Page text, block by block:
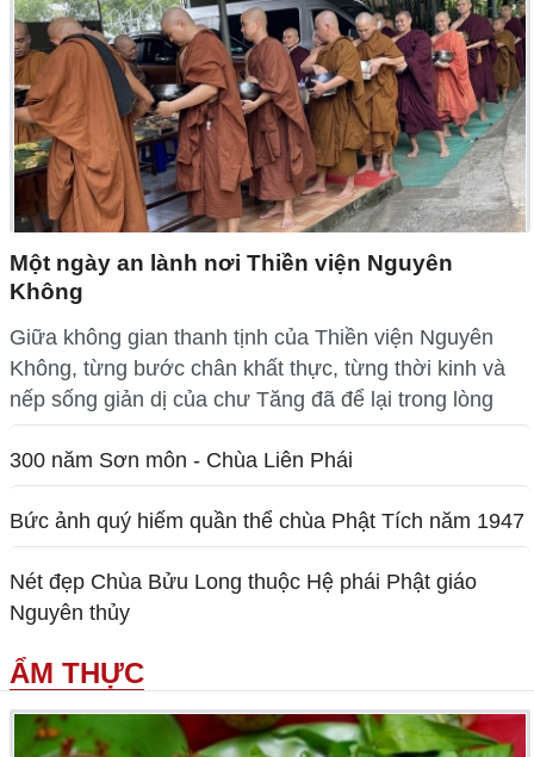
Một ngày an lành nơi Thiền viện Nguyên
Không
Giữa không gian thanh tịnh của Thiền viện Nguyên
Không, từng bước chân khất thực, từng thời kinh và
nếp sống giản dị của chư Tăng đã để lại trong lòng
300 năm Sơn môn - Chùa Liên Phái
Bức ảnh quý hiếm quần thể chùa Phật Tích năm 1947
Nét đẹp Chùa Bửu Long thuộc Hệ phái Phật giáo
Nguyên thủy
ẨM THỰC